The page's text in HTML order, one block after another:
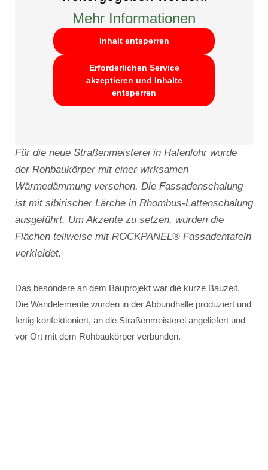
Mehr Informationen
Inhalt entsperren
Erforderlichen Service
akzeptieren und Inhalte
entsperren
Für die neue Straßenmeisterei in Hafenlohr wurde
der Rohbaukörper mit einer wirksamen
Wärmedämmung versehen. Die Fassadenschalung
ist mit sibirischer Lärche in Rhombus-Lattenschalung
ausgeführt. Um Akzente zu setzen, wurden die
Flächen teilweise mit ROCKPANEL® Fassadentafeln
verkleidet.
Das besondere an dem Bauprojekt war die kurze Bauzeit.
Die Wandelemente wurden in der Abbundhalle produziert und
fertig konfektioniert, an die Straßenmeisterei angeliefert und
vor Ort mit dem Rohbaukörper verbunden.